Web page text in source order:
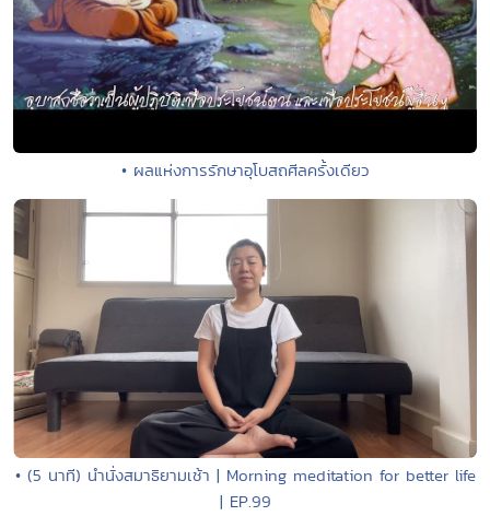
• ผลแห่งการรักษาอุโบสถศีลครั้งเดียว
• (5 นาที) นำนั่งสมาธิยามเช้า | Morning meditation for better life
| EP.99